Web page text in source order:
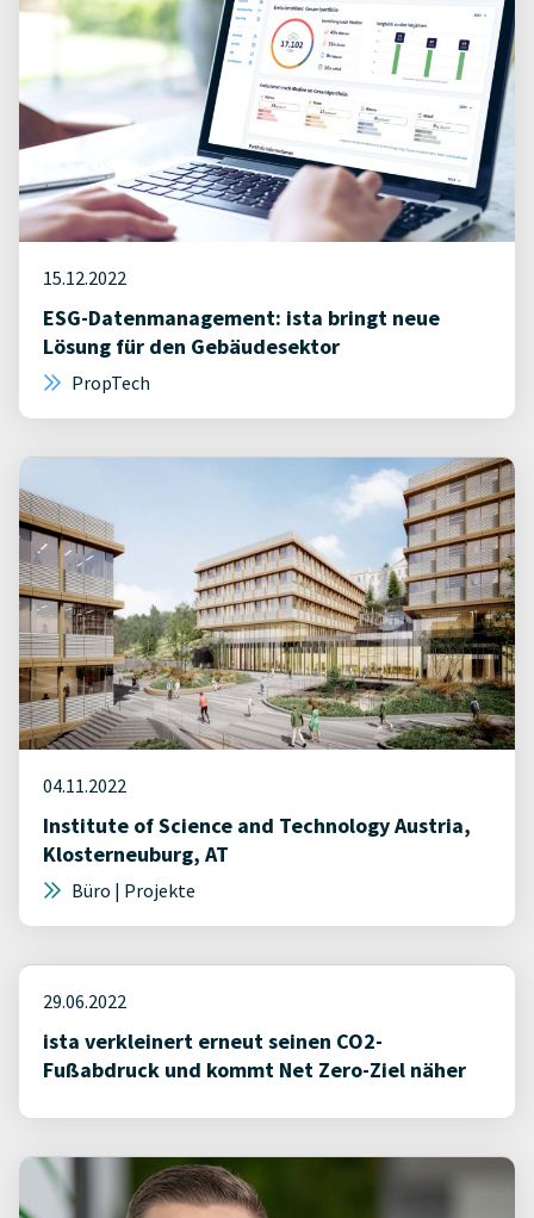
15.12.2022
ESG-Datenmanagement: ista bringt neue
Lösung für den Gebäudesektor
PropTech
04.11.2022
Institute of Science and Technology Austria,
Klosterneuburg, AT
Büro | Projekte
29.06.2022
ista verkleinert erneut seinen CO2-
Fußabdruck und kommt Net Zero-Ziel näher